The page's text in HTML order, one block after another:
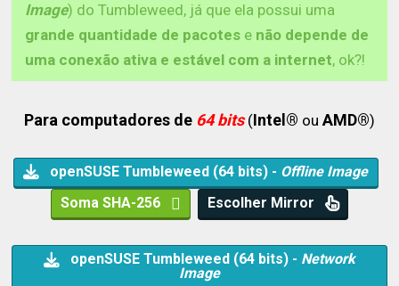
Image) do Tumbleweed, já que ela possui uma
grande quantidade de pacotes e não depende de
uma conexão ativa e estável com a internet, ok?!
Para computadores de 64 bits(Intel® ou AMD®)
openSUSE Tumbleweed (64 bits) - Offline Image
Soma SHA-256
Escolher Mirror
openSUSE Tumbleweed (64 bits) - Network
Image